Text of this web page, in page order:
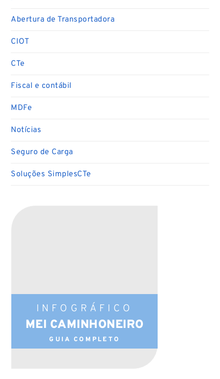
Abertura de Transportadora
CIOT
CTe
Fiscal e contábil
MDFe
Notícias
Seguro de Carga
Soluções SimplesCTe
INFOGRÁFICO
MEI CAMINHONEIRO
GUIA COMPLETO